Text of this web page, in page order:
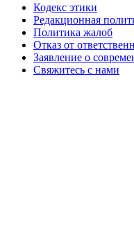
Кодекс этики
Редакционная
Политика жалоб
Отказ от
Заявление о
Свяжитесь с нами